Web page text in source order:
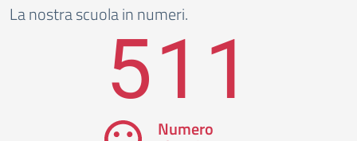
La nostra scuola in numeri.
511
Numero